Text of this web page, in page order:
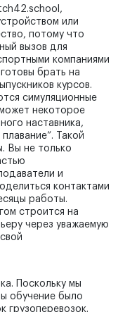
или
потому что
вызов для
компаниями
брать на
курсов.
симуляционные
некоторое
наставника,
Такой
Вы не только
и
контактами
работы.
строится на
через уважаемую
Поскольку мы
обучение было
грузоперевозок.